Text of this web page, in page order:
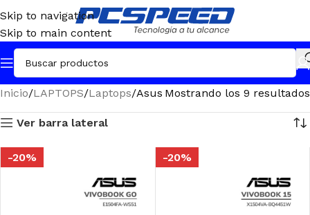
Skip to navigation
Skip to main content
Inicio LAPTOPS Laptops Asus Mostrando los 9 resultados
Ver barra lateral
-20% -20%